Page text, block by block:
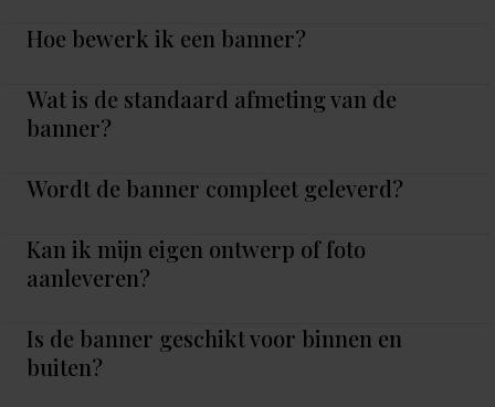
Hoe bewerk ik een banner?
Wat is de standaard afmeting van de
banner?
Wordt de banner compleet geleverd?
Kan ik mijn eigen ontwerp of foto
aanleveren?
Is de banner geschikt voor binnen en
buiten?